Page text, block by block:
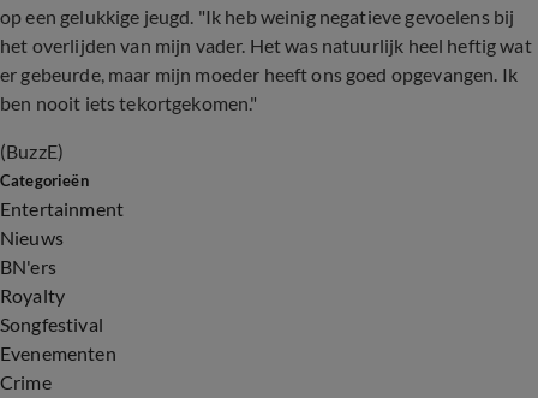
op een gelukkige jeugd. "Ik heb weinig negatieve gevoelens bij
het overlijden van mijn vader. Het was natuurlijk heel heftig wat
er gebeurde, maar mijn moeder heeft ons goed opgevangen. Ik
ben nooit iets tekortgekomen."
(BuzzE)
Categorieën
Entertainment
Nieuws
BN'ers
Royalty
Songfestival
Evenementen
Crime